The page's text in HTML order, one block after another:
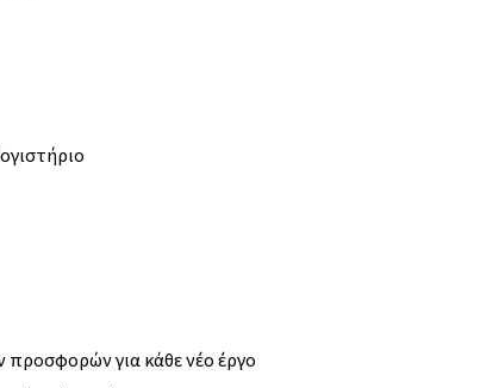
προσφορών για κάθε νέο έργο